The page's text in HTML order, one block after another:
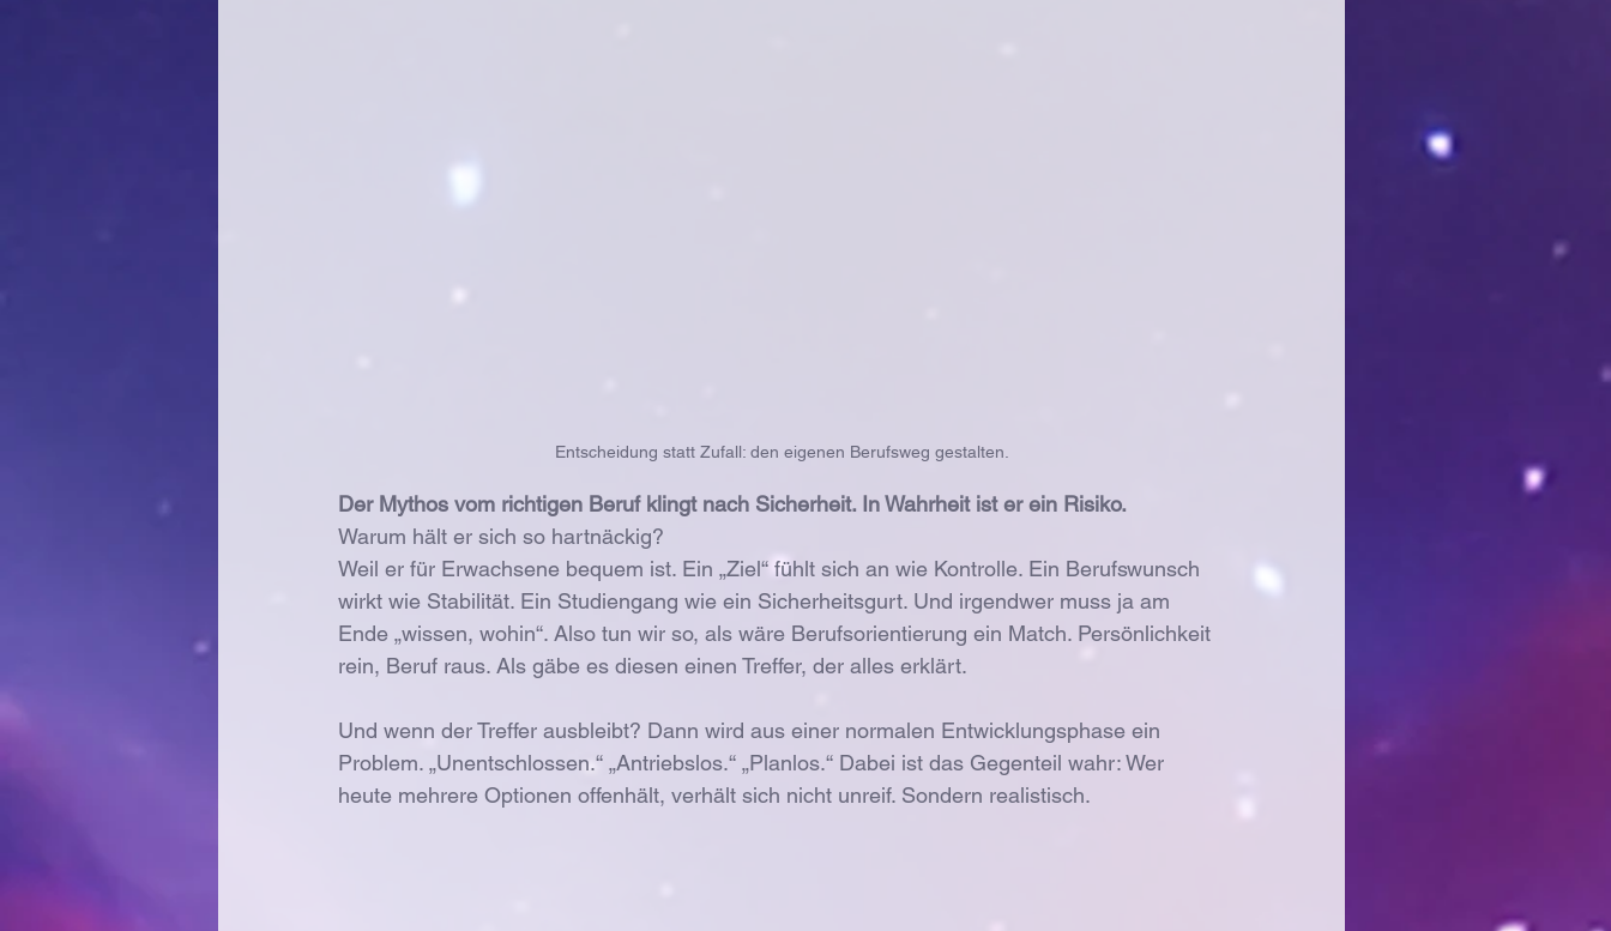
Entscheidung statt Zufall: den eigenen Berufsweg gestalten.
Der Mythos vom richtigen Beruf klingt nach Sicherheit. In Wahrheit ist er ein Risiko.
Warum hält er sich so hartnäckig?
Weil er für Erwachsene bequem ist. Ein „Ziel“ fühlt sich an wie Kontrolle. Ein Berufswunsch
wirkt wie Stabilität. Ein Studiengang wie ein Sicherheitsgurt. Und irgendwer muss ja am
Ende „wissen, wohin“. Also tun wir so, als wäre Berufsorientierung ein Match. Persönlichkeit
rein, Beruf raus. Als gäbe es diesen einen Treffer, der alles erklärt.
Und wenn der Treffer ausbleibt? Dann wird aus einer normalen Entwicklungsphase ein
Problem. „Unentschlossen.“ „Antriebslos.“ „Planlos.“ Dabei ist das Gegenteil wahr: Wer
heute mehrere Optionen offenhält, verhält sich nicht unreif. Sondern realistisch.